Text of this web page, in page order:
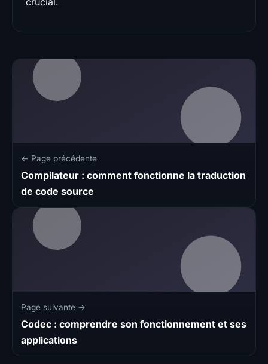
← Page précédente
Compilateur : comment fonctionne la traduction
de code source
Page suivante →
Codec : comprendre son fonctionnement et ses
applications